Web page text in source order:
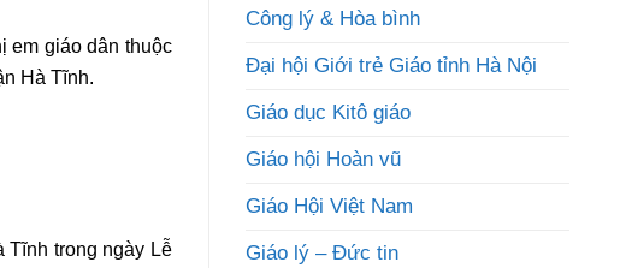
em giáo dân thuộc
Hà Tĩnh.
Tĩnh trong ngày Lễ
Công lý & Hòa bình
Đại hội Giới trẻ Giáo tỉnh Hà Nội
Giáo dục Kitô giáo
Giáo hội Hoàn vũ
Giáo Hội Việt Nam
Giáo lý – Đức tin